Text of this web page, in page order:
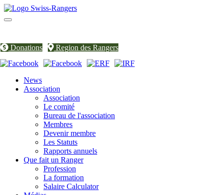
Toggle
Donations Region des Rangers
News
Association
Association
Le comité
Bureau de l'association
Membres
Devenir membre
Les Statuts
Rapports annuels
Que fait un Ranger
Profession
La formation
Salaire Calculator